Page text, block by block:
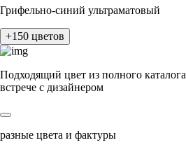
Грифельно-синий ультраматовый
+150 цветов
Подходящий цвет из полного каталога
встрече с дизайнером
разные цвета и фактуры